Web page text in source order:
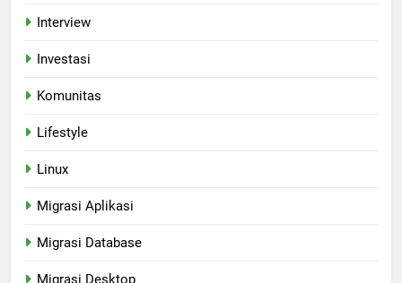
Interview
Investasi
Komunitas
Lifestyle
Linux
Migrasi Aplikasi
Migrasi Database
Migrasi Desktop